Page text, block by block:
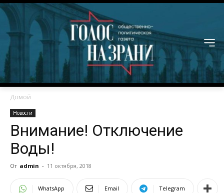
Домой
Новости
Внимание! Отключение
Воды!
От admin - 11 октября, 2018
WhatsApp Email Telegram